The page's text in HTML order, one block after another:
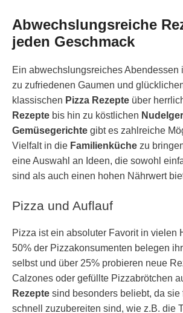
Abwechslungsreiche
jeden Geschmack
Ein abwechslungsreiches Abendessen
zu zufriedenen Gaumen und
klassischen Pizza Rezepte über
Rezepte bis hin zu köstlichen
Gemüsegerichte gibt es zahlreiche
Vielfalt in die Familienküche zu
eine Auswahl an Ideen, die sowohl
sind als auch einen hohen Nährwert
Pizza und Auflauf
Pizza ist ein absoluter Favorit in vielen
50% der Pizzakonsumenten belegen
selbst und über 25% probieren neue
Calzones oder gefüllte Pizzabrötchen
Rezepte sind besonders beliebt, da sie
schnell zuzubereiten sind, wie z.B. die